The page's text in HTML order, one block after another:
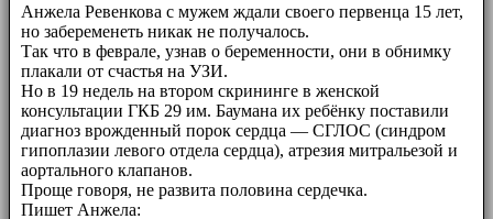
Анжела Ревенкова с мужем ждали своего первенца 15 лет,
но забеременеть никак не получалось.
Так что в феврале, узнав о беременности, они в обнимку
плакали от счастья на УЗИ.
Но в 19 недель на втором скрининге в женской
консультации ГКБ 29 им. Баумана их ребёнку поставили
диагноз врожденный порок сердца — СГЛОС (синдром
гипоплазии левого отдела сердца), атрезия митральезой и
аортального клапанов.
Проще говоря, не развита половина сердечка.
Пишет Анжела: